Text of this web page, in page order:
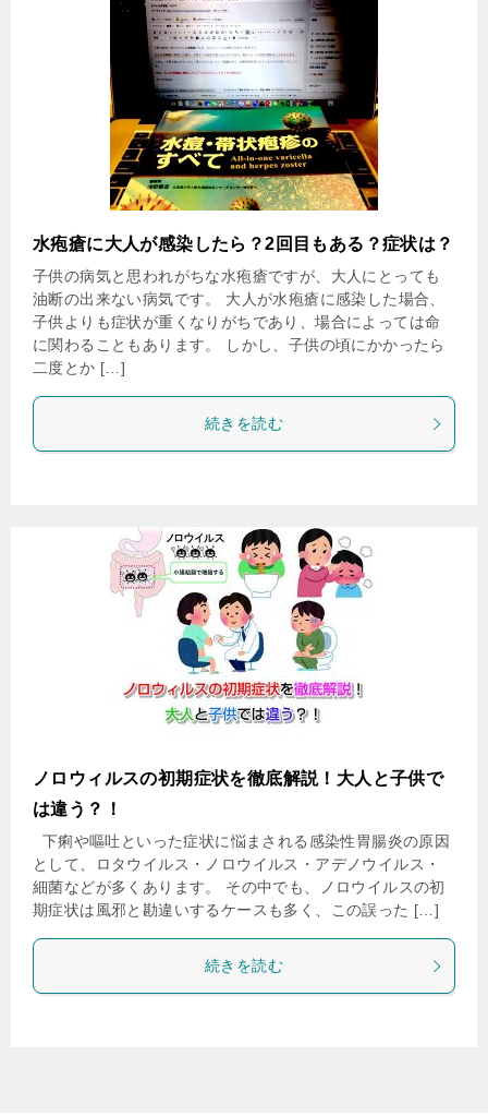
水疱瘡に大人が感染したら？2回目もある？症状は？
子供の病気と思われがちな水疱瘡ですが、大人にとっても
油断の出来ない病気です。 大人が水疱瘡に感染した場合、
子供よりも症状が重くなりがちであり、場合によっては命
に関わることもあります。 しかし、子供の頃にかかったら
二度とか […]
続きを読む
ノロウィルスの初期症状を徹底解説！大人と子供で
は違う？！
下痢や嘔吐といった症状に悩まされる感染性胃腸炎の原因
として、ロタウイルス・ノロウイルス・アデノウイルス・
細菌などが多くあります。 その中でも、ノロウイルスの初
期症状は風邪と勘違いするケースも多く、この誤った […]
続きを読む